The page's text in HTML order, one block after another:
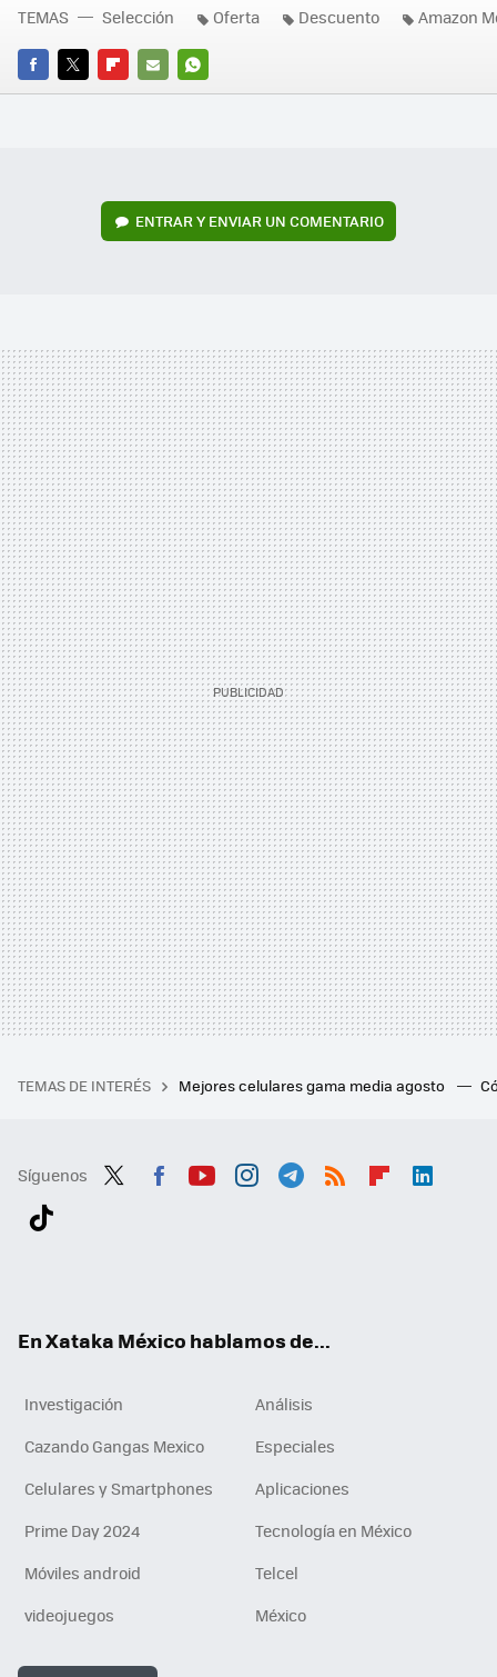
FACEBOOK
TWITTERFLIPBOARD
E-
WHATSAPP
TEMAS Selección Oferta Descuento Amazon
ENTRAR Y ENVIAR UN COMENTARIO
TEMAS DE INTERÉS Mejores celulares gama media agosto
Síguenos
En Xataka México hablamos de...
Investigación
Análisis
Cazando Gangas Mexico
Especiales
Celulares y Smartphones
Aplicaciones
Prime Day 2024
Tecnología en México
Móviles android
Telcel
videojuegos
México